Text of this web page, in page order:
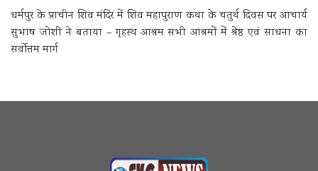
धर्मपुर के प्राचीन शिव मंदिर में शिव महापुराण कथा के चतुर्थ दिवस पर आचार्य
सुभाष जोशी ने बताया – गृहस्थ आश्रम सभी आश्रमों में श्रेष्ठ एवं साधना का
सर्वोत्तम मार्ग